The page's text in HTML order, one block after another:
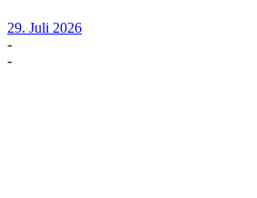
29. Juli 2026
-
-